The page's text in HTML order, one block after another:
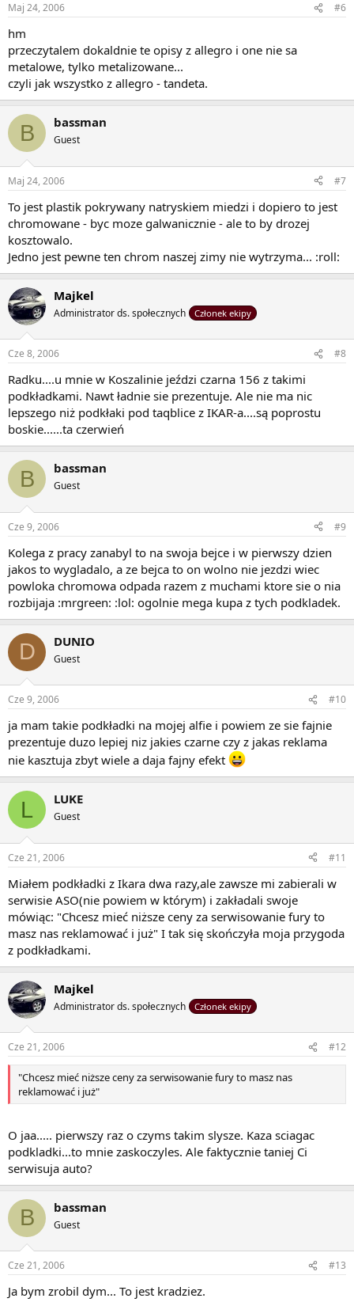
Maj 24, 2006 #6
hm
przeczytalem dokaldnie te opisy z allegro i one nie sa
metalowe, tylko metalizowane...
czyli jak wszystko z allegro - tandeta.
B bassman
Guest
Maj 24, 2006 #7
To jest plastik pokrywany natryskiem miedzi i dopiero to jest
chromowane - byc moze galwanicznie - ale to by drozej
kosztowalo.
Jedno jest pewne ten chrom naszej zimy nie wytrzyma... :roll:
Majkel
Administrator ds. społecznych Członek ekipy
Cze 8, 2006 #8
Radku....u mnie w Koszalinie jeździ czarna 156 z takimi
podkładkami. Nawt ładnie sie prezentuje. Ale nie ma nic
lepszego niż podkłaki pod taqblice z IKAR-a....są poprostu
boskie......ta czerwień
B bassman
Guest
Cze 9, 2006 #9
Kolega z pracy zanabyl to na swoja bejce i w pierwszy dzien
jakos to wygladalo, a ze bejca to on wolno nie jezdzi wiec
powloka chromowa odpada razem z muchami ktore sie o nia
rozbijaja :mrgreen: :lol: ogolnie mega kupa z tych podkladek.
D DUNIO
Guest
Cze 9, 2006 #10
ja mam takie podkładki na mojej alfie i powiem ze sie fajnie
prezentuje duzo lepiej niz jakies czarne czy z jakas reklama
nie kasztuja zbyt wiele a daja fajny efekt
L LUKE
Guest
Cze 21, 2006 #11
Miałem podkładki z Ikara dwa razy,ale zawsze mi zabierali w
serwisie ASO(nie powiem w którym) i zakładali swoje
mówiąc: "Chcesz mieć niższe ceny za serwisowanie fury to
masz nas reklamować i już" I tak się skończyła moja przygoda
z podkładkami.
Majkel
Administrator ds. społecznych Członek ekipy
Cze 21, 2006 #12
"Chcesz mieć niższe ceny za serwisowanie fury to masz nas
reklamować i już"
O jaa..... pierwszy raz o czyms takim slysze. Kaza sciagac
podkladki...to mnie zaskoczyles. Ale faktycznie taniej Ci
serwisuja auto?
B bassman
Guest
Cze 21, 2006 #13
Ja bym zrobil dym... To jest kradziez.